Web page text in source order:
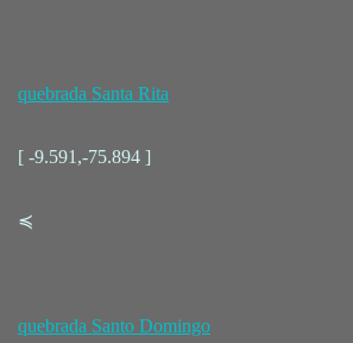
quebrada Santa Rita
[ -9.591,-75.894 ]
≼
quebrada Santo Domingo